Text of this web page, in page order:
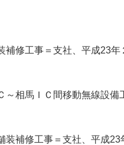
補修工事＝支社、平成
～相馬ＩＣ間移動無線設
補修工事＝支社、平成23